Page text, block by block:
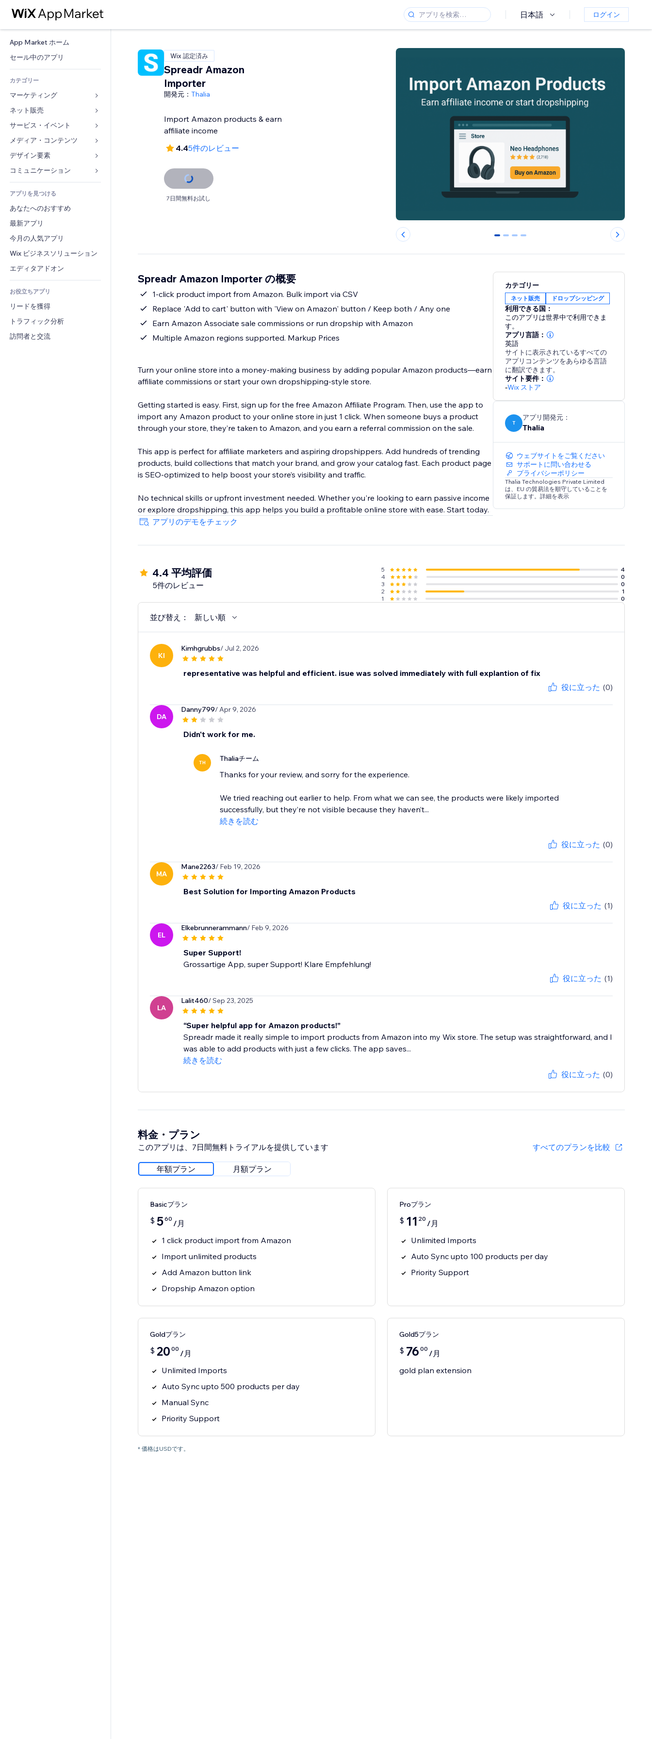
日本語 ログイン
App Market ホーム
セール中のアプリ
カテゴリー
マーケティング
広告
モバイル
アクセス解析
リスティング広告
メール
コンバージョン
ネット販売
ストア用アプリ
発送・配達
販売ボタン
会計
クーポン・特典
倉庫管理ソリューション
ドロップシッピング
食品・飲料
サービス・イベント
ホテル
イベント
レストラン
不動産
ブッキング
メディア・コンテンツ
ギャラリー
音楽
ポッドキャスト
写真
動画
PDF
ファイル共有
ニュース
デザイン要素
マップ・ナビ
プライバシー・セキュリティ
時計
ページテンプレート
画像効果
ボタン・メニュー
バナー・バッジ
電卓
検索
天気
チャート・テーブル
フォーム
ブログ
投票
チャット
コメント
電話
コミュニティィ
レビュー・お客さまの声
CRM
アプリを見つける
あなたへのおすすめ
最新アプリ
今月の人気アプリ
Wix ビジネスソリューション
エディタアドオン
お役立ちアプリ
リードを獲得
トラフィック分析
訪問者と交流
Wix 認定済み
Spreadr Amazon
Importer
開発元： Thalia
Import Amazon products & earn
affiliate income
4.45件のレビュー
7日間無料お試し
0 1 2 3
Spreadr Amazon Importer の概要
1-click product import from Amazon. Bulk import via CSV
Replace 'Add to cart' button with 'View on Amazon' button / Keep both / Any one
Earn Amazon Associate sale commissions or run dropship with Amazon
Multiple Amazon regions supported. Markup Prices
Turn your online store into a money-making business by adding popular Amazon products—earn
affiliate commissions or start your own dropshipping-style store.
Getting started is easy. First, sign up for the free Amazon Affiliate Program. Then, use the app to
import any Amazon product to your online store in just 1 click. When someone buys a product
through your store, they’re taken to Amazon, and you earn a referral commission on the sale.
This app is perfect for affiliate marketers and aspiring dropshippers. Add hundreds of trending
products, build collections that match your brand, and grow your catalog fast. Each product page
is SEO-optimized to help boost your store’s visibility and traffic.
No technical skills or upfront investment needed. Whether you're looking to earn passive income
or explore dropshipping, this app helps you build a profitable online store with ease. Start today.
アプリのデモをチェック
カテゴリー
ネット販売 ドロップシッピング
利用できる国：
このアプリは世界中で利用できま
す。
アプリ言語：
英語
サイトに表示されているすべての
アプリコンテンツをあらゆる言語
に翻訳できます。
サイト要件：
-Wix ストア
T
アプリ開発元：
Thalia
ウェブサイトをご覧ください
サポートに問い合わせる
プライバシーポリシー
Thalia Technologies Private Limited
は、EU の貿易法を順守していることを
保証します。詳細を表示
4.4 平均評価
5件のレビュー
5
4
4
0
3
0
2
1
1
0
並び替え： 新しい順
KI
Kimhgrubbs/ Jul 2, 2026
representative was helpful and efficient. isue was solved immediately with full explantion of fix
役に立った (0)
DA
Danny799/ Apr 9, 2026
Didn't work for me.
TH Thaliaチーム
Thanks for your review, and sorry for the experience.
We tried reaching out earlier to help. From what we can see, the products were likely imported
successfully, but they’re not visible because they haven’t...
続きを読む
役に立った (0)
MA
Mane2263/ Feb 19, 2026
Best Solution for Importing Amazon Products
役に立った (1)
EL
Elkebrunnerammann/ Feb 9, 2026
Super Support!
Grossartige App, super Support! Klare Empfehlung!
役に立った (1)
LA
Lalit460/ Sep 23, 2025
“Super helpful app for Amazon products!”
Spreadr made it really simple to import products from Amazon into my Wix store. The setup was straightforward, and I
was able to add products with just a few clicks. The app saves...
続きを読む
役に立った (0)
料金・プラン
このアプリは、7日間無料トライアルを提供しています すべてのプランを比較
年額プラン 月額プラン
Basicプラン
$ 560 /月
1 click product import from Amazon
Import unlimited products
Add Amazon button link
Dropship Amazon option
Proプラン
$ 11 20 /月
Unlimited Imports
Auto Sync upto 100 products per day
Priority Support
Goldプラン
$ 20 00 /月
Unlimited Imports
Auto Sync upto 500 products per day
Manual Sync
Priority Support
Gold5プラン
$ 76 00 /月
gold plan extension
* 価格はUSDです。